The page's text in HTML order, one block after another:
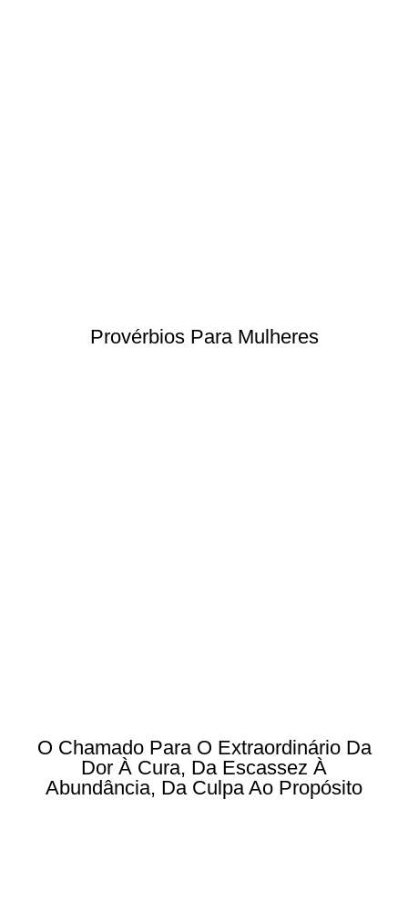
Provérbios Para Mulheres
O Chamado Para O Extraordinário Da
Dor À Cura, Da Escassez À
Abundância, Da Culpa Ao Propósito